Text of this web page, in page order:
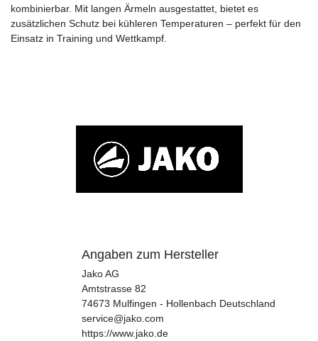
kombinierbar. Mit langen Ärmeln ausgestattet, bietet es
zusätzlichen Schutz bei kühleren Temperaturen – perfekt für den
Einsatz in Training und Wettkampf.
Angaben zum Hersteller
Jako AG
Amtstrasse 82
74673 Mulfingen - Hollenbach Deutschland
service@jako.com
https://www.jako.de